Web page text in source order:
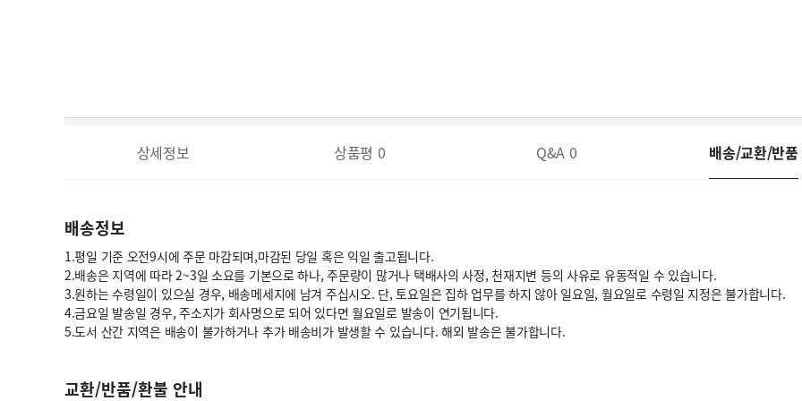
상세정보 상품평 0 Q&A 0 배송/교환/반품
배송정보
1.평일 기준 오전9시에 주문 마감되며,마감된 당일 혹은 익일 출고됩니다.
2.배송은 지역에 따라 2~3일 소요를 기본으로 하나, 주문량이 많거나 택배사의 사정, 천재지변 등의 사유로 유동적일 수 있습니다.
3.원하는 수령일이 있으실 경우, 배송메세지에 남겨 주십시오. 단, 토요일은 집하 업무를 하지 않아 일요일, 월요일로 수령일 지정은 불가합니다.
4.금요일 발송일 경우, 주소지가 회사명으로 되어 있다면 월요일로 발송이 연기됩니다.
5.도서 산간 지역은 배송이 불가하거나 추가 배송비가 발생할 수 있습니다. 해외 발송은 불가합니다.
교환/반품/환불 안내